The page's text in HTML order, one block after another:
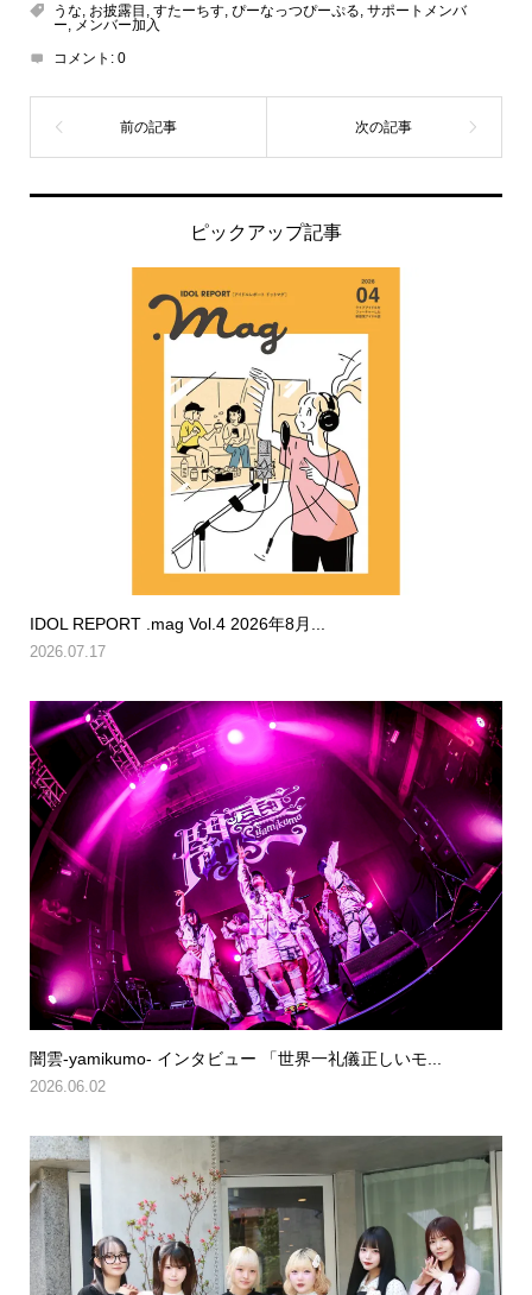
うな お披露目 すたーちす, ぴーなっつぴーぷる サポートメンバ
ー ,メンバー加入
コメント: 0
ピックアップ記事
IDOL REPORT .mag Vol.4 2026年8月...
2026.07.17
闇雲-yamikumo- インタビュー 「世界一礼儀正しいモ...
2026.06.02